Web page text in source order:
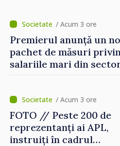
/ Acum 3 ore
Premierul anunță un
pachet de măsuri
salariile mari din
/ Acum 3 ore
FOTO // Peste 200 de
reprezentanți ai APL,
instruiți în cadrul